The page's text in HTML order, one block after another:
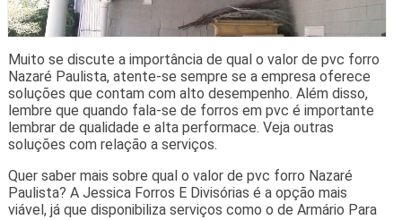
Muito se discute a importância de qual o valor de pvc forro
Nazaré Paulista, atente-se sempre se a empresa oferece
soluções que contam com alto desempenho. Além disso,
lembre que quando fala-se de forros em pvc é importante
lembrar de qualidade e alta performace. Veja outras
soluções com relação a serviços.
Quer saber mais sobre qual o valor de pvc forro Nazaré
Paulista? A Jessica Forros E Divisórias é a opção mais
viável, já que disponibiliza serviços como o de Armário Para